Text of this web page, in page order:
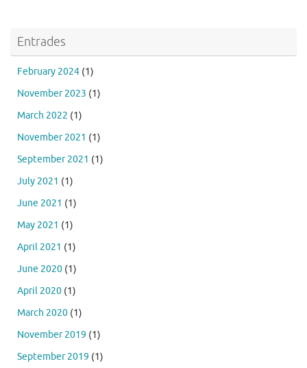
Entrades
February 2024 (1)
November 2023 (1)
March 2022 (1)
November 2021 (1)
September 2021 (1)
July 2021 (1)
June 2021 (1)
May 2021 (1)
April 2021 (1)
June 2020 (1)
April 2020 (1)
March 2020 (1)
November 2019 (1)
September 2019 (1)